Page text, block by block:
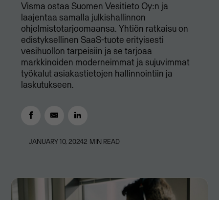
Visma ostaa Suomen Vesitieto Oy:n ja
laajentaa samalla julkishallinnon
ohjelmistotarjoomaansa. Yhtiön ratkaisu on
edistyksellinen SaaS-tuote erityisesti
vesihuollon tarpeisiin ja se tarjoaa
markkinoiden moderneimmat ja sujuvimmat
työkalut asiakastietojen hallinnointiin ja
laskutukseen.
JANUARY 10, 20242 MIN READ